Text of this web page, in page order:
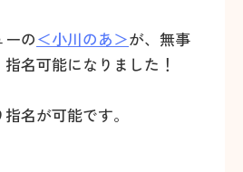
の＜小川のあ＞が、無事
名可能になりました！
指名が可能です。